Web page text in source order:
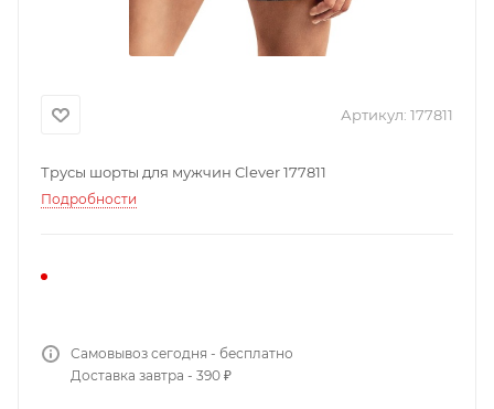
Артикул: 177811
Трусы шорты для мужчин Clever 177811
Подробности
Самовывоз сегодня - бесплатно
Доставка завтра - 390 ₽